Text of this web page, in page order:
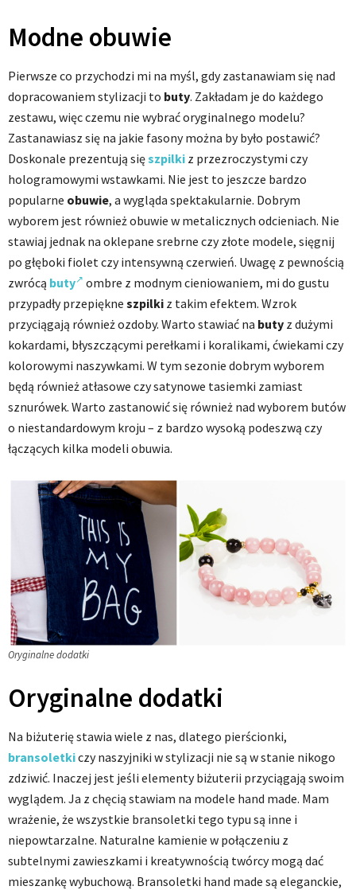
Modne obuwie
Pierwsze co przychodzi mi na myśl, gdy zastanawiam się nad
dopracowaniem stylizacji to buty. Zakładam je do każdego
zestawu, więc czemu nie wybrać oryginalnego modelu?
Zastanawiasz się na jakie fasony można by było postawić?
Doskonale prezentują sięszpilki z przezroczystymi czy
hologramowymi wstawkami. Nie jest to jeszcze bardzo
popularne obuwie, a wygląda spektakularnie. Dobrym
wyborem jest również obuwie w metalicznych odcieniach. Nie
stawiaj jednak na oklepane srebrne czy złote modele, sięgnij
po głęboki fiolet czy intensywną czerwień. Uwagę z pewnością
zwrócą buty
ombre z modnym cieniowaniem, mi do gustu
przypadły przepiękne szpilki z takim efektem. Wzrok
przyciągają również ozdoby. Warto stawiać na buty z dużymi
kokardami, błyszczącymi perełkami i koralikami, ćwiekami czy
kolorowymi naszywkami. W tym sezonie dobrym wyborem
będą również atłasowe czy satynowe tasiemki zamiast
sznurówek. Warto zastanowić się również nad wyborem butów
o niestandardowym kroju – z bardzo wysoką podeszwą czy
łączących kilka modeli obuwia.
Oryginalne dodatki
Oryginalne dodatki
Na biżuterię stawia wiele z nas, dlatego pierścionki,
bransoletkiczy naszyjniki w stylizacji nie są w stanie nikogo
zdziwić. Inaczej jest jeśli elementy biżuterii przyciągają swoim
wyglądem. Ja z chęcią stawiam na modele hand made. Mam
wrażenie, że wszystkie bransoletki tego typu są inne i
niepowtarzalne. Naturalne kamienie w połączeniu z
subtelnymi zawieszkami i kreatywnością twórcy mogą dać
mieszankę wybuchową. Bransoletki hand made są eleganckie,